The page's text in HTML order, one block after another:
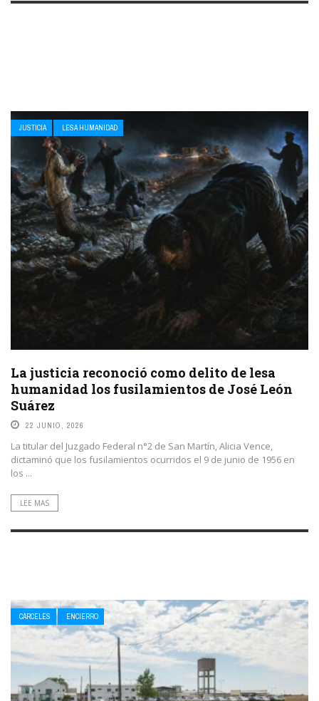
JUSTICIA LESA HUMANIDAD
La justicia reconoció como delito de lesa
humanidad los fusilamientos de José León
Suárez
22 JUNIO, 2026
La titular del Juzgado Federal n°2 de San Martín, Alicia Vence,
dictaminó que los fusilamientos ocurridos el 9 de junio de 1956 en
los ...
LEE MAS
CÁRCELES ENCIERRO